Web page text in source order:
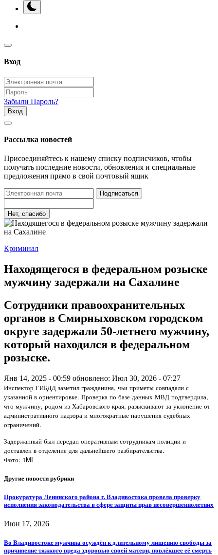
Вход
Забыли Пароль?
Вход
Рассылка новостей
Присоединяйтесь к нашему списку подписчиков, чтобы
получать последние новости, обновления и специальные
предложения прямо в свой почтовый ящик
Подписаться
Нет, спасибо
Криминал
Находящегося в федеральном розыске
мужчину задержали на Сахалине
Сотрудники правоохранительных
органов в Смирныховском городском
округе задержали 50-летнего мужчину,
который находился в федеральном
розыске.
Янв 14, 2025 - 00:59 обновлено: Июл 30, 2026 - 07:27
Инспектор ГИБДД заметил гражданина, чьи приметы совпадали с
указанной в ориентировке. Проверка по базе данных МВД подтвердила,
что мужчину, родом из Хабаровского края, разыскивают за уклонение от
административного надзора и многократные нарушения судебных
ограничений.
Задержанный был передан оперативным сотрудникам полиции и
доставлен в отделение для дальнейшего разбирательства.
Фото: 1MI
Другие новости рубрики
Прокуратура Ленинского района г. Владивостока провела проверку
исполнения законодательства в сфере защиты прав несовершеннолетних
Июн 17, 2026
Во Владивостоке мужчина осуждён к длительному лишению свободы за
причинение тяжкого вреда здоровью своей матери, повлёкшее её смерть